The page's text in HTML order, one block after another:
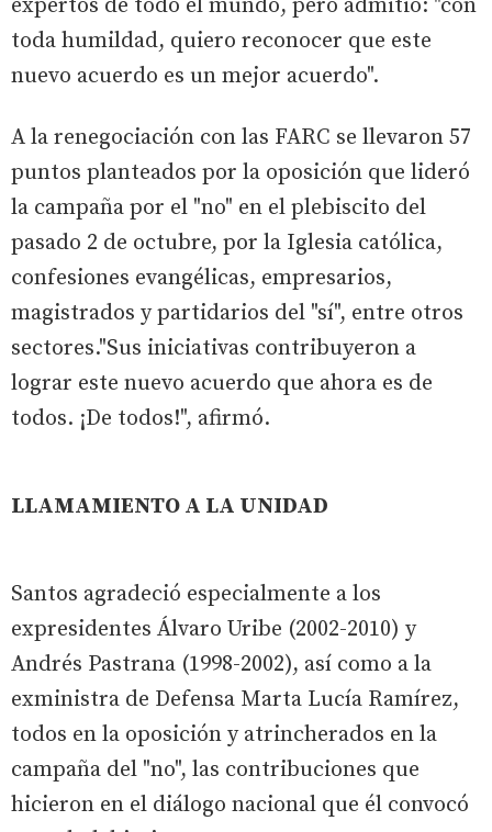
expertos de todo el mundo, pero admitió: "con
toda humildad, quiero reconocer que este
nuevo acuerdo es un mejor acuerdo".
A la renegociación con las FARC se llevaron 57
puntos planteados por la oposición que lideró
la campaña por el "no" en el plebiscito del
pasado 2 de octubre, por la Iglesia católica,
confesiones evangélicas, empresarios,
magistrados y partidarios del "sí", entre otros
sectores."Sus iniciativas contribuyeron a
lograr este nuevo acuerdo que ahora es de
todos. ¡De todos!", afirmó.
LLAMAMIENTO A LA UNIDAD
Santos agradeció especialmente a los
expresidentes Álvaro Uribe (2002-2010) y
Andrés Pastrana (1998-2002), así como a la
exministra de Defensa Marta Lucía Ramírez,
todos en la oposición y atrincherados en la
campaña del "no", las contribuciones que
hicieron en el diálogo nacional que él convocó